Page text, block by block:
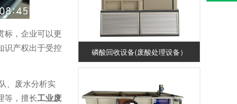
标，企业可以更
识产权出于受控
、废水分析实
等，擅长工业废
磷酸回收设备(废酸处理设备）